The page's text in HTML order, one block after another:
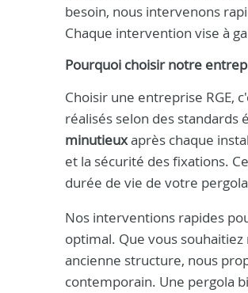
besoin, nous intervenons
Chaque intervention vise à
Pourquoi choisir notre
Choisir une entreprise RGE,
réalisés selon des
minutieuxaprès chaque
et la sécurité des fixations.
durée de vie de votre
Nos interventions rapides
optimal. Que vous
ancienne structure, nous
contemporain. Une pergola